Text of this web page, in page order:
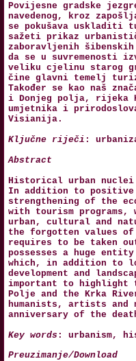
Povijesne gradske
navedenog, kroz
se pokušava uskladiti
sažeti prikaz
zaboravljenih
da se u suvremenosti
veliku cjelinu starog
čine glavni temelj
Također se kao naš
i Donjeg polja, rijeka
umjetnika i
Visianija.
Ključne riječi :
Abstract
Historical urban
In addition to positive
strengthening of the
with tourism
urban, cultural and
the forgotten values
requires to be taken
possesses a huge
which, in addition to
development and
important to highlight
Polje and the Krka
humanists, artists and
anniversary of the
Key words : urbanism,
Preuzimanje/Download